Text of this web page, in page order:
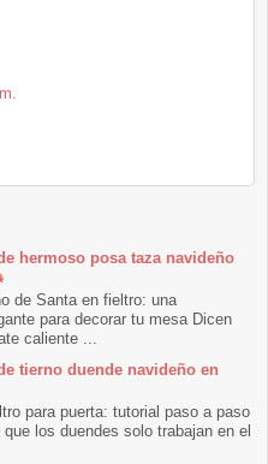
hermoso posa taza navideño
de Santa en fieltro: una
para decorar tu mesa Dicen
caliente ...
tierno duende navideño en
para puerta: tutorial paso a paso
los duendes solo trabajan en el